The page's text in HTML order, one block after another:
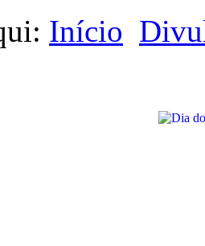
Início